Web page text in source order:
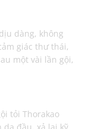
dàng, không
giác thư thái,
một vài lần gội,
tỏi Thorakao